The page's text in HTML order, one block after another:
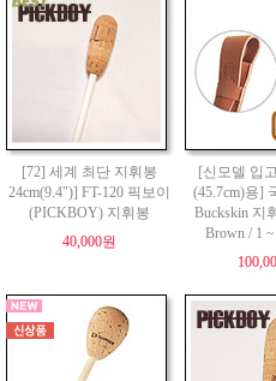
[72] 세계 최단 지휘봉
24cm(9.4")] FT-120 픽보이
(PICKBOY) 지휘봉
40,000원
[신모델 입
(45.7cm)용]
Buckskin 지
Brown / 1